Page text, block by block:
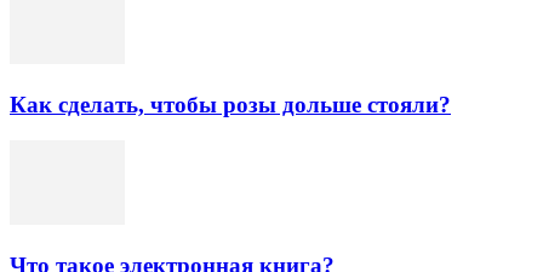
Как сделать, чтобы розы дольше стояли?
Что такое электронная книга?